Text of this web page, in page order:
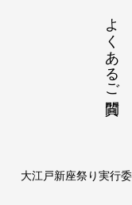
よくあるご質問
大江戸新座祭り実行